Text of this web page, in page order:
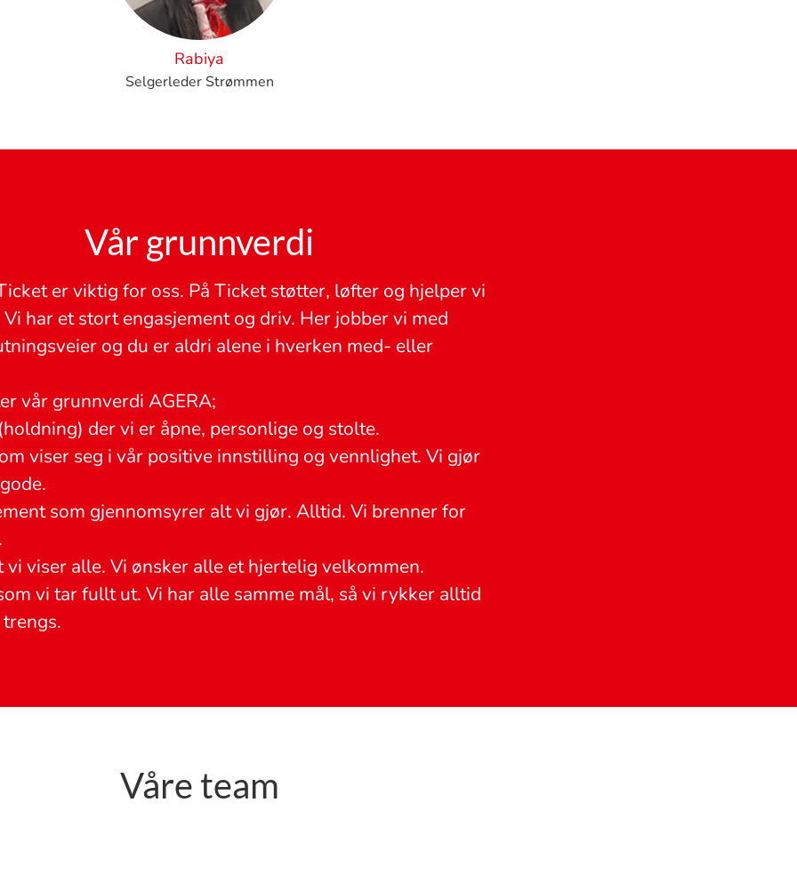
Rabiya
Selgerleder Strømmen
Vår grunnverdi
er viktig for oss. På Ticket støtter, løfter og hjelper vi
har et stort engasjement og driv. Her jobber vi med
og du er aldri alene i hverken med- eller
vår grunnverdi AGERA;
der vi er åpne, personlige og stolte.
viser seg i vår positive innstilling og vennlighet. Vi gjør
som gjennomsyrer alt vi gjør. Alltid. Vi brenner for
vi viser alle. Vi ønsker alle et hjertelig velkommen.
vi tar fullt ut. Vi har alle samme mål, så vi rykker alltid
Våre team